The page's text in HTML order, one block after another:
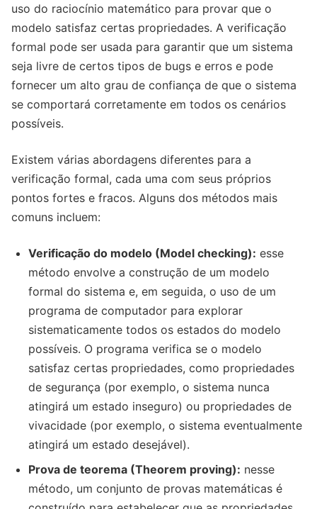
uso do raciocínio matemático para provar que o
modelo satisfaz certas propriedades. A verificação
formal pode ser usada para garantir que um sistema
seja livre de certos tipos de bugs e erros e pode
fornecer um alto grau de confiança de que o sistema
se comportará corretamente em todos os cenários
possíveis.
Existem várias abordagens diferentes para a
verificação formal, cada uma com seus próprios
pontos fortes e fracos. Alguns dos métodos mais
comuns incluem:
Verificação do modelo (Model checking): esse
método envolve a construção de um modelo
formal do sistema e, em seguida, o uso de um
programa de computador para explorar
sistematicamente todos os estados do modelo
possíveis. O programa verifica se o modelo
satisfaz certas propriedades, como propriedades
de segurança (por exemplo, o sistema nunca
atingirá um estado inseguro) ou propriedades de
vivacidade (por exemplo, o sistema eventualmente
atingirá um estado desejável).
Prova de teorema (Theorem proving): nesse
método, um conjunto de provas matemáticas é